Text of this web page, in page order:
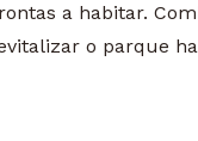
a habitar.
o parque